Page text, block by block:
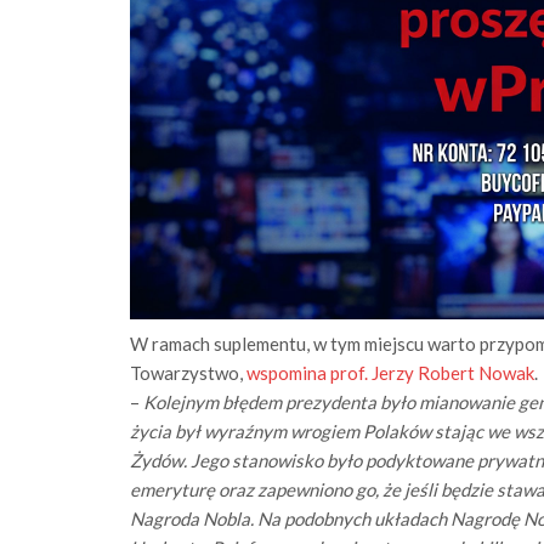
W ramach suplementu, w tym miejscu warto
Towarzystwo,wspomina prof. Jerzy Robert Nowak.
– Kolejnym błędem prezydenta było mianowanie
życia był wyraźnym wrogiem Polaków stając we
Żydów. Jego stanowisko było podyktowane
emeryturę oraz zapewniono go, że jeśli będzie
Nagroda Nobla. Na podobnych układach Nagrodę